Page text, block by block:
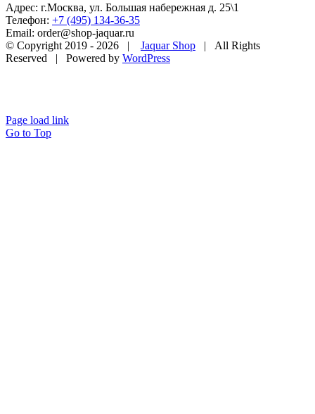
Адрес: г.Москва, ул. Большая набережная д. 25\1
Телефон: +7 (495) 134-36-35
Email: order@shop-jaquar.ru
© Copyright 2019 - 2026 | Jaquar Shop | All Rights
Reserved | Powered by WordPress
Page load link
Go to Top